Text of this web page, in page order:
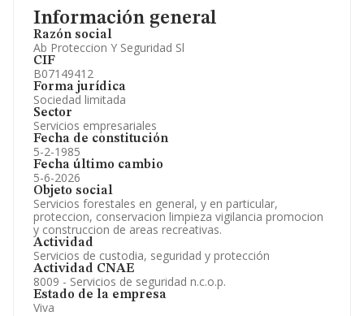
Información general
Razón social
Ab Proteccion Y Seguridad Sl
CIF
B07149412
Forma jurídica
Sociedad limitada
Sector
Servicios empresariales
Fecha de constitución
5-2-1985
Fecha último cambio
5-6-2026
Objeto social
Servicios forestales en general, y en particular,
proteccion, conservacion limpieza vigilancia promocion
y construccion de areas recreativas.
Actividad
Servicios de custodia, seguridad y protección
Actividad CNAE
8009 - Servicios de seguridad n.c.o.p.
Estado de la empresa
Viva